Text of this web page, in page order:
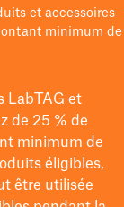
et accessoires
minimum de
LabTAG et
de 25 % de
minimum de
éligibles,
être utilisée